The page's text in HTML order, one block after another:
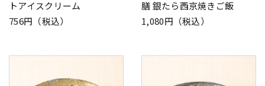
トアイスクリーム
756円（税込）
膳 銀たら西京焼きご飯
1,080円（税込）